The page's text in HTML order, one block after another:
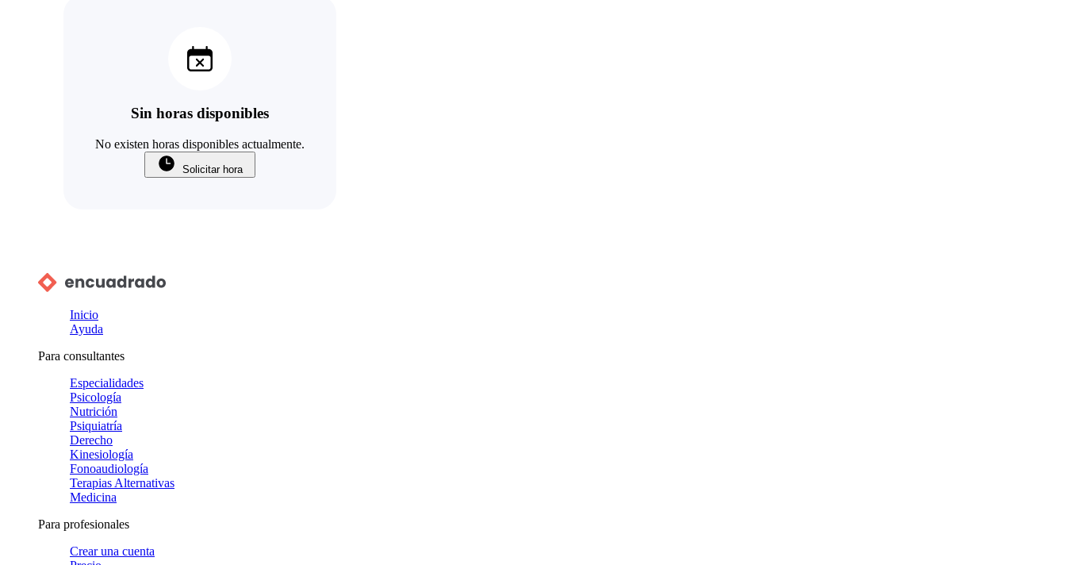
Sin horas disponibles
No existen horas disponibles actualmente.
Solicitar hora
Inicio
Ayuda
Para consultantes
Especialidades
Psicología
Nutrición
Psiquiatría
Derecho
Kinesiología
Fonoaudiología
Terapias Alternativas
Medicina
Para profesionales
Crear una cuenta